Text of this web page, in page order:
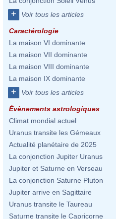
+ Voir tous les articles
Caractérologie
La maison VI dominante
La maison VII dominante
La maison VIII dominante
La maison IX dominante
+ Voir tous les articles
Évènements astrologiques
Climat mondial actuel
Uranus transite les Gémeaux
Actualité planétaire de 2025
La conjonction Jupiter Uranus
Jupiter et Saturne en Verseau
La conjonction Saturne Pluton
Jupiter arrive en Sagittaire
Uranus transite le Taureau
Saturne transite le Capricorne